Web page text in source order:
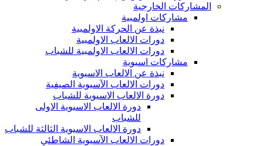
المشاركات الخارجية
مشاركات اولمبية
نبذة عن الحركة الاولمبية
دورات الالعاب الاولمبية
دورات الالعاب الاولمبية للشباب
مشاركات اسيوية
نبذة عن الالعاب الاسيوية
دورات الالعاب الآسيوية الصيفية
دورة الالعاب الاسيوية للشباب
دورة الالعاب الاسيوية الاولى
للشباب
دورة الالعاب الاسيوية الثالثة للشباب
دورات الالعاب الآسيوية الشاطئي